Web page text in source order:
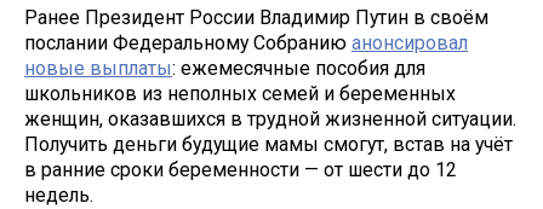
Ранее Президент России Владимир Путин в своём
послании Федеральному Собранию анонсировал
новые выплаты: ежемесячные пособия для
школьников из неполных семей и беременных
женщин, оказавшихся в трудной жизненной ситуации.
Получить деньги будущие мамы смогут, встав на учёт
в ранние сроки беременности — от шести до 12
недель.